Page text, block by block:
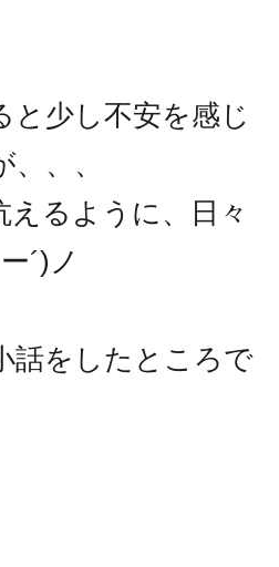
と少し不安を感じ
、、
えるように、日々
´)ノ
話をしたところで